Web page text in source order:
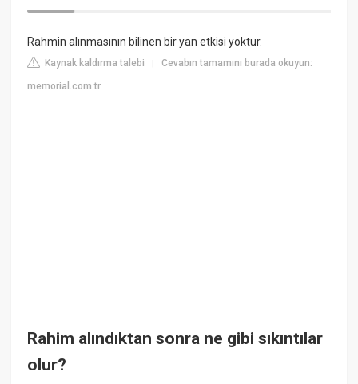
Rahmin alınmasının bilinen bir yan etkisi yoktur.
Kaynak kaldırma talebi |Cevabın tamamını burada okuyun:
memorial.com.tr
Rahim alındıktan sonra ne gibi sıkıntılar
olur?